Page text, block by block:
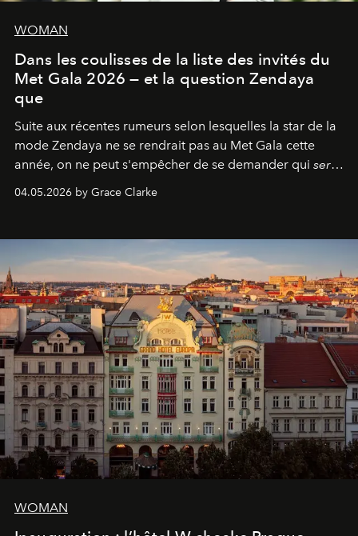
WOMAN
Dans les coulisses de la liste des invités du
Met Gala 2026 — et la question Zendaya
que
Suite aux récentes rumeurs selon lesquelles la star de la
mode Zendaya ne se rendrait pas au Met Gala cette
année, on ne peut s'empêcher de se demander qui sera
04.05.2026 by Grace Clarke
WOMAN